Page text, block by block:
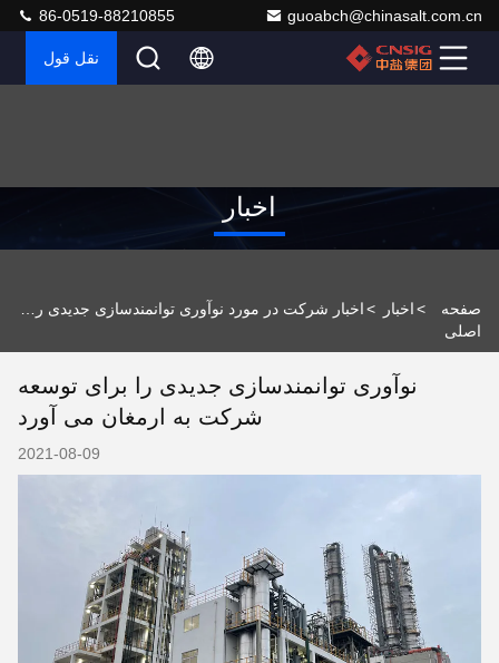
guoabch@chinasalt.com.cn
86-0519-88210855
نقل قول
اخبار
صفحه
اصلی
>اخبار >
نوآوری توانمندسازی جدیدی را برای توسعه
شرکت به ارمغان می آورد
2021-08-09